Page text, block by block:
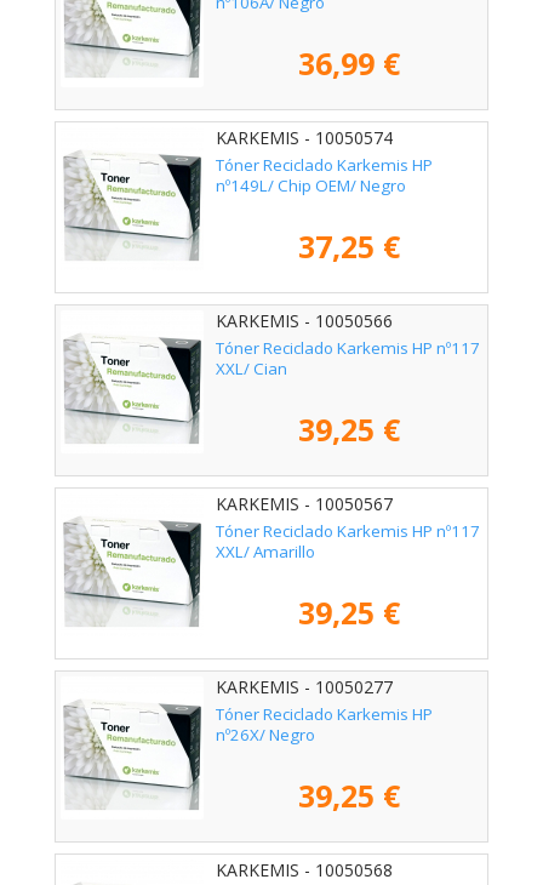
36,99 €
KARKEMIS - 10050574
Tóner Reciclado Karkemis HP
nº149L/ Chip OEM/ Negro
37,25 €
KARKEMIS - 10050566
Tóner Reciclado Karkemis HP nº117
XXL/ Cian
39,25 €
KARKEMIS - 10050567
Tóner Reciclado Karkemis HP nº117
XXL/ Amarillo
39,25 €
KARKEMIS - 10050277
Tóner Reciclado Karkemis HP
nº26X/ Negro
39,25 €
KARKEMIS - 10050568